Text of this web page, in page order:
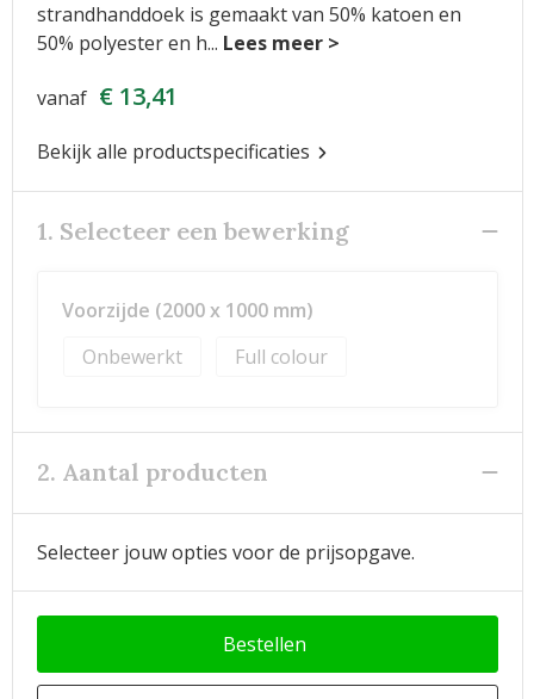
strandhanddoek is gemaakt van 50% katoen en
50% polyester en h...
vanaf € 13,41
Bekijk alle productspecificaties
1. Selecteer een bewerking
Voorzijde (2000 x 1000 mm)
Onbewerkt
Full colour
2. Aantal producten
Selecteer jouw opties voor de prijsopgave.
Bestellen